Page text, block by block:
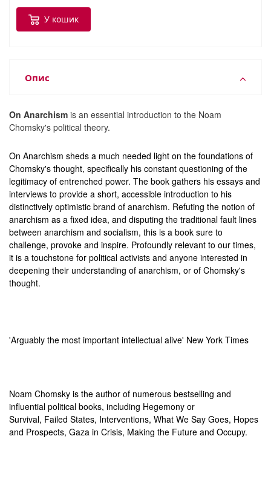
У кошик
Опис
On Anarchism is an essential introduction to the Noam
Chomsky's political theory.
On Anarchism sheds a much needed light on the foundations of
Chomsky's thought, specifically his constant questioning of the
legitimacy of entrenched power. The book gathers his essays and
interviews to provide a short, accessible introduction to his
distinctively optimistic brand of anarchism. Refuting the notion of
anarchism as a fixed idea, and disputing the traditional fault lines
between anarchism and socialism, this is a book sure to
challenge, provoke and inspire. Profoundly relevant to our times,
it is a touchstone for political activists and anyone interested in
deepening their understanding of anarchism, or of Chomsky's
thought.
'Arguably the most important intellectual alive' New York Times
Noam Chomsky is the author of numerous bestselling and
influential political books, including Hegemony or
Survival, Failed States, Interventions, What We Say Goes, Hopes
and Prospects, Gaza in Crisis, Making the Future and Occupy.